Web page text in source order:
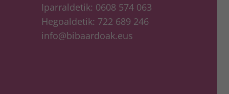
Iparraldetik: 0608 574 063
Hegoaldetik: 722 689 246
info@bibaardoak.eus